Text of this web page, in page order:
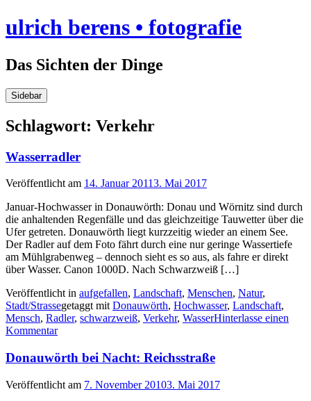
Skip
to
ulrich berens • fotografie
Das Sichten der Dinge
Sidebar
Schlagwort: Verkehr
Wasserradler
Veröffentlicht am 14. Januar 20113. Mai 2017
Januar-Hochwasser in Donauwörth: Donau und Wörnitz sind durch
die anhaltenden Regenfälle und das gleichzeitige Tauwetter über die
Ufer getreten. Donauwörth liegt kurzzeitig wieder an einem See.
Der Radler auf dem Foto fährt durch eine nur geringe Wassertiefe
am Mühlgrabenweg – dennoch sieht es so aus, als fahre er direkt
über Wasser. Canon 1000D. Nach Schwarzweiß […]
Veröffentlicht in aufgefallen, Landschaft, Menschen, Natur,
Stadt/Strassegetaggt mit Donauwörth, Hochwasser, Landschaft,
Mensch, Radler, schwarzweiß, Verkehr, WasserHinterlasse einen
Kommentar
Donauwörth bei Nacht: Reichsstraße
Veröffentlicht am 7. November 20103. Mai 2017